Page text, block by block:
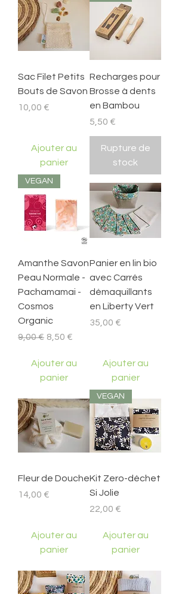
Sac Filet Petits
Bouts de Savon
Prix
10,00 €
Ajouter au
panier
Recharges pour
Brosse à dents
en Bambou
Prix
5,50 €
Rupture de
stock
VEGAN
Amanthe Savon
Peau Normale -
Pachamamai -
Cosmos
Organic
Prix original
9,00 € Prix promotionnel
8,50 €
Ajouter au
panier
Panier en lin bio
avec Carrés
démaquillants
en Liberty Vert
Prix
35,00 €
Ajouter au
panier
Fleur de Douche
Prix
14,00 €
Ajouter au
panier
VEGAN
Kit Zero-déchet
Si Jolie
Prix
22,00 €
Ajouter au
panier